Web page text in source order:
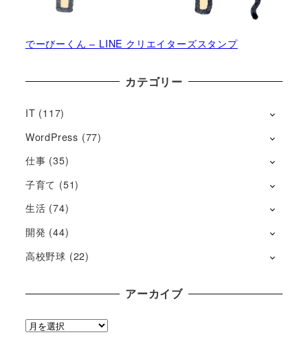
でーびーくん – LINE クリエイターズスタンプ
カテゴリー
IT (117)
WordPress (77)
仕事 (35)
子育て (51)
生活 (74)
開発 (44)
高校野球 (22)
アーカイブ
ア